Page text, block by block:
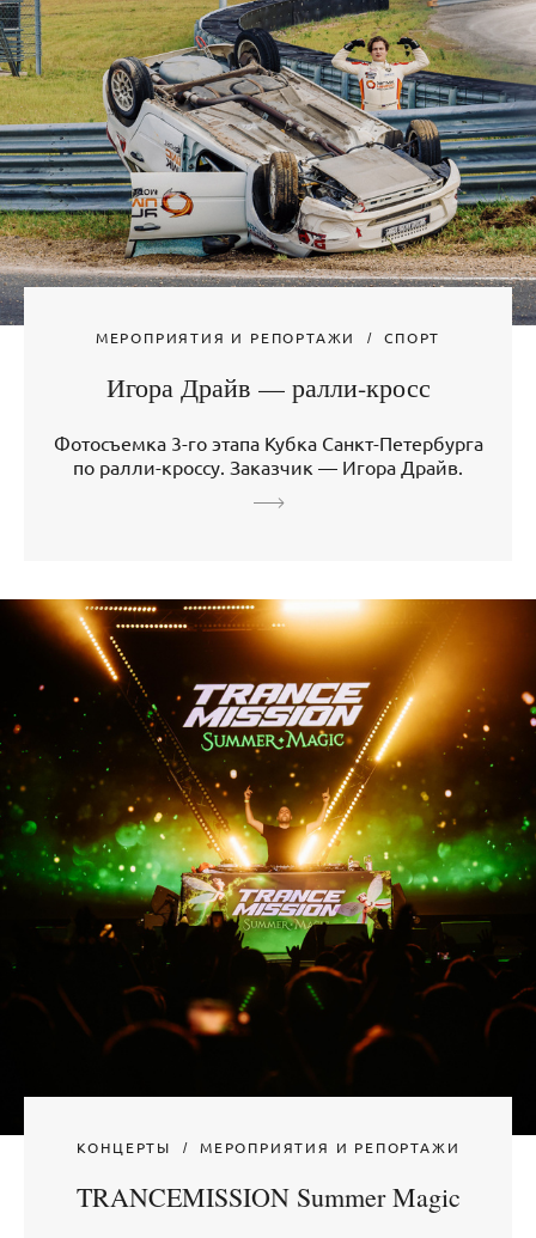
МЕРОПРИЯТИЯ И РЕПОРТАЖИ СПОРТ
Игора Драйв — ралли-кросс
Фотосъемка 3-го этапа Кубка Санкт-Петербурга
по ралли-кроссу. Заказчик — Игора Драйв.
КОНЦЕРТЫ МЕРОПРИЯТИЯ И РЕПОРТАЖИ
TRANCEMISSION Summer Magic